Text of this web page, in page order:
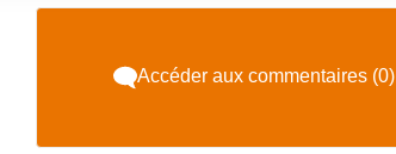
Accéder aux commentaires (0)